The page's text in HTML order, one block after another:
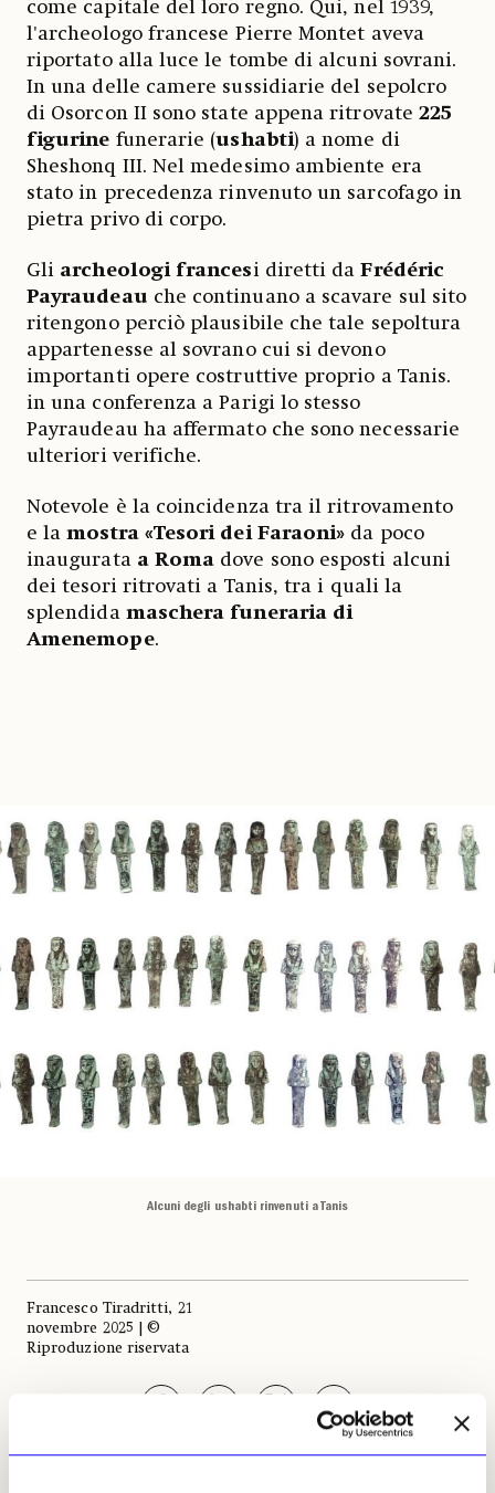
come capitale del loro regno. Qui, nel 1939,
l'archeologo francese Pierre Montet aveva
riportato alla luce le tombe di alcuni sovrani.
In una delle camere sussidiarie del sepolcro
di Osorcon II sono state appena ritrovate 225
figurine funerarie (ushabti) a nome di
Sheshonq III. Nel medesimo ambiente era
stato in precedenza rinvenuto un sarcofago in
pietra privo di corpo.
Gli archeologi francesi diretti daFrédéric
Payraudeau che continuano a scavare sul sito
ritengono perciò plausibile che tale sepoltura
appartenesse al sovrano cui si devono
importanti opere costruttive proprio a Tanis.
in una conferenza a Parigi lo stesso
Payraudeau ha affermato che sono necessarie
ulteriori verifiche.
Notevole è la coincidenza tra il ritrovamento
e lamostra «Tesori dei Faraoni» da poco
inaugurataa Roma dove sono esposti alcuni
dei tesori ritrovati a Tanis, tra i quali la
splendida maschera funeraria di
Amenemope.
Alcuni degli ushabti rinvenuti a Tanis
Francesco Tiradritti, 21
novembre 2025 | ©
Riproduzione riservata